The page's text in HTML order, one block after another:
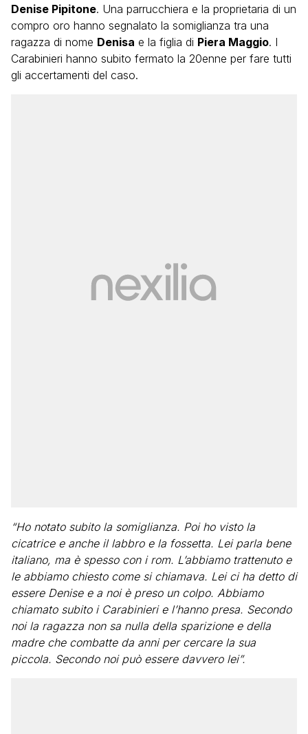
Denise Pipitone. Una parrucchiera e la proprietaria di un
compro oro hanno segnalato la somiglianza tra una
ragazza di nome Denisa e la figlia di Piera Maggio. I
Carabinieri hanno subito fermato la 20enne per fare tutti
gli accertamenti del caso.
“Ho notato subito la somiglianza. Poi ho visto la
cicatrice e anche il labbro e la fossetta. Lei parla bene
italiano, ma è spesso con i rom. L’abbiamo trattenuto e
le abbiamo chiesto come si chiamava. Lei ci ha detto di
essere Denise e a noi è preso un colpo. Abbiamo
chiamato subito i Carabinieri e l’hanno presa. Secondo
noi la ragazza non sa nulla della sparizione e della
madre che combatte da anni per cercare la sua
piccola. Secondo noi può essere davvero lei”.